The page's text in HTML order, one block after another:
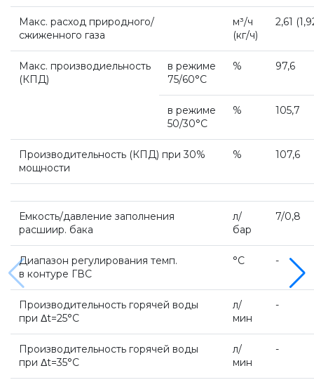
Напольные газовые котлы Vaillant
Напольные газовые конденсационные котлы
Настенные электрические котлы Vaillant
Ёмкостные водонагреватели Vaillant
Пакетные решения Vaillant
Вентиляционные установки Vaillant
Насосные группы Vaillant
Viessmann
Макс. расход природного/
сжиженного газа
м³/ч
(кг/ч)
2,61 (1
Макс. производиельность
(КПД)
в режиме
75/60°С
% 97,6
в режиме
50/30°С
% 105,7
Производительность (КПД) при 30%
мощности
% 107,6
Емкость/давление заполнения
расшиир. бака
л/
бар
7/0,8
Диапазон регулирования темп.
в контуре ГВС
°С -
Производительность горячей воды
при Δt=25°С
л/
мин
-
Производительность горячей воды
при Δt=35°С
л/
мин
-